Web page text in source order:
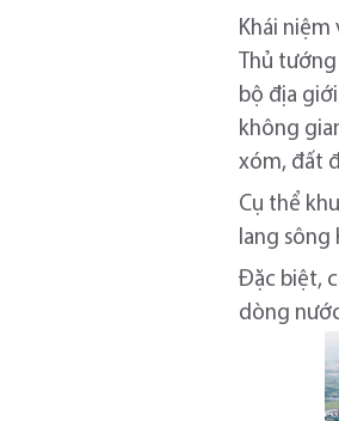
Khái niệm
Thủ
bộ địa
không
xóm, đất
Cụ thể
lang
Đặc biệt,
dòng